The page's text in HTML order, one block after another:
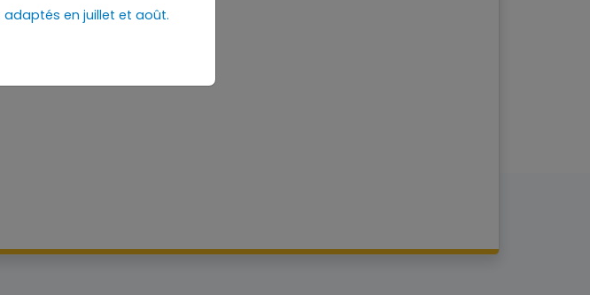
adaptés en juillet et août.